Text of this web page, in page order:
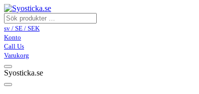
sv / SE / SEK
Konto
Call Us
Varukorg
Syosticka.se